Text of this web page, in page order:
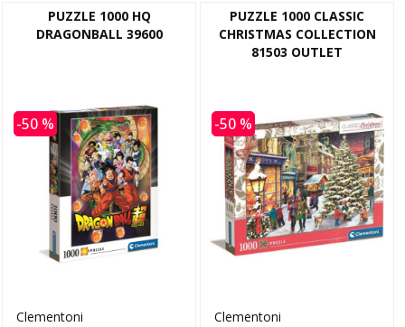
PUZZLE 1000 HQ
DRAGONBALL 39600
-50 %
Clementoni
PUZZLE 1000 CLASSIC
CHRISTMAS COLLECTION
81503 OUTLET
-50 %
Clementoni